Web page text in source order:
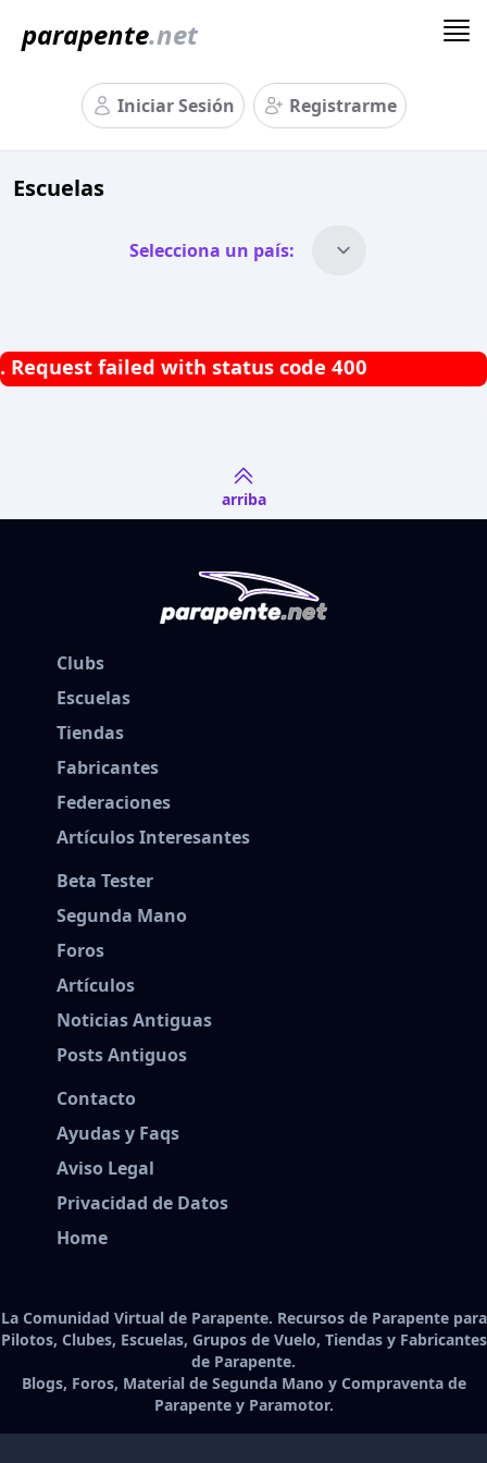
parapente.net
Iniciar Sesión Registrarme
Escuelas
Selecciona un país:
. Request failed with status code 400
arriba
Clubs
Escuelas
Tiendas
Fabricantes
Federaciones
Artículos Interesantes
Beta Tester
Segunda Mano
Foros
Artículos
Noticias Antiguas
Posts Antiguos
Contacto
Ayudas y Faqs
Aviso Legal
Privacidad de Datos
Home
La Comunidad Virtual de Parapente. Recursos de Parapente para
Pilotos, Clubes, Escuelas, Grupos de Vuelo, Tiendas y Fabricantes
de Parapente.
Blogs, Foros, Material de Segunda Mano y Compraventa de
Parapente y Paramotor.